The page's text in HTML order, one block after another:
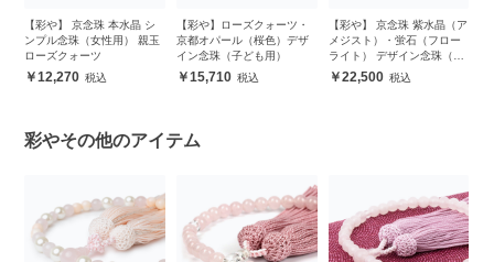
【彩や】 京念珠 本水晶 シ
ンプル念珠（女性用） 親玉
ローズクォーツ
12,270
【彩や】ローズクォーツ・
京都オパール（桜色）デザ
イン念珠（子ども用）
15,710
【彩や】 京念珠 紫水晶（ア
メジスト）・蛍石（フロー
ライト） デザイン念珠（女
性用）
22,500
彩やその他のアイテム